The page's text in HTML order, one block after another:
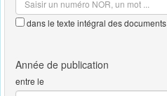
dans le texte intégral des documents
entre le